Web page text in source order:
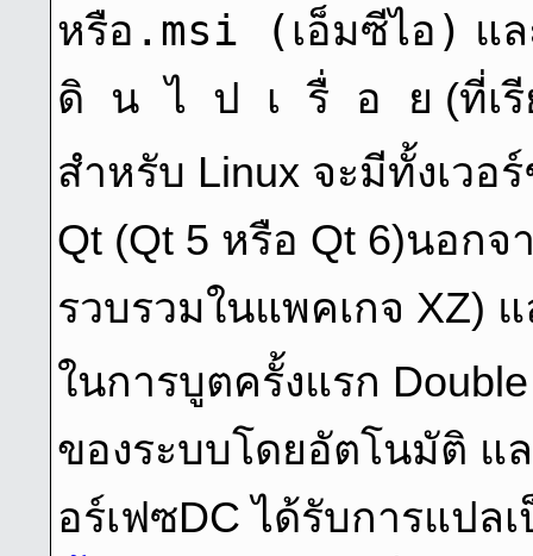
หรือ .msi (เอ็มซีไอ) แ
ดิ น ไ ป เ รื่ อ ย (ที่เ
สําหรับ Linux จะมีทั้งเวอ
Qt (Qt 5 หรือ Qt 6)นอก
รวบรวมในแพคเกจ XZ)
ในการบูตครั้งแรก
ของระบบโดยอัตโนมัติ แ
อร์เฟซDC ได้รับการแปล